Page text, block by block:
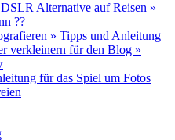
Alternative auf Reisen »
??
» Tipps und Anleitung
verkleinern für den Blog »
für das Spiel um Fotos